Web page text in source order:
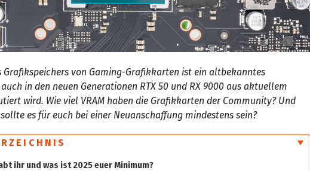
Grafikspeichers von Gaming-Grafikkarten ist ein altbekanntes
in den neuen Generationen RTX 50 und RX 9000 aus aktuellem
wird. Wie viel VRAM haben die Grafikkarten der Community? Und
es für euch bei einer Neuanschaffung mindestens sein?
ihr und was ist 2025 euer Minimum?